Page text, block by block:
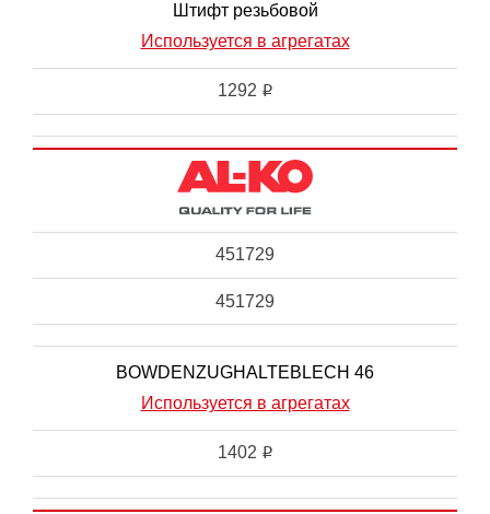
Штифт резьбовой
Используется в агрегатах
1292 i
451729
451729
BOWDENZUGHALTEBLECH 46
Используется в агрегатах
1402 i